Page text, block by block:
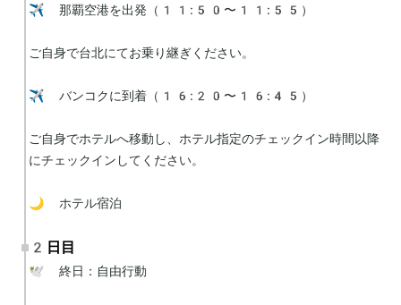
✈️ 那覇空港を出発（11:50〜11:55）
ご自身で台北にてお乗り継ぎください。
✈️ バンコクに到着（16:20〜16:45）
ご自身でホテルへ移動し、ホテル指定のチェックイン時間以降
にチェックインしてください。
🌙 ホテル宿泊
2日目
🕊 終日：自由行動